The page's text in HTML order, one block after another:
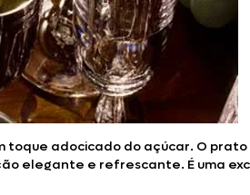
adocicado do açúcar. O
elegante e refrescante. É uma